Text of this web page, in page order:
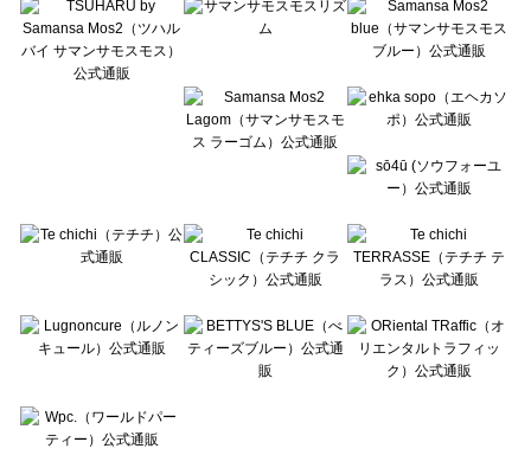
Lugnoncure（ルノンキュール）の一覧
BETTY'S BLUE（べティーズブルー）の一覧
Wpc.（ワールドパーティー）の一覧